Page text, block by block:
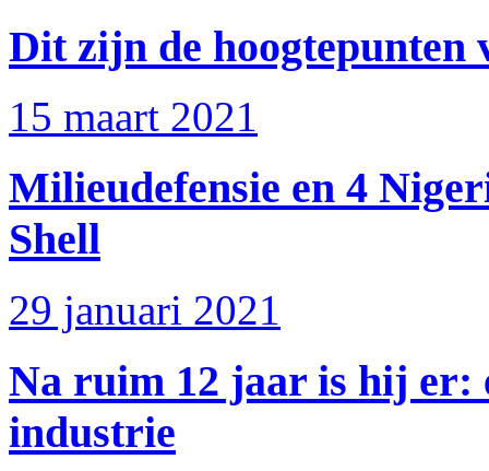
Dit zijn de hoogtepunten
15 maart 2021
Milieudefensie en 4
Shell
29 januari 2021
Na ruim 12 jaar is hij er:
industrie